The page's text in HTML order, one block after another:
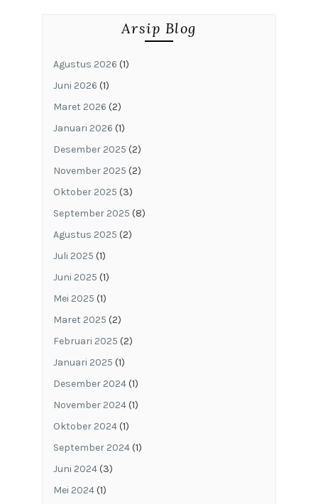
Arsip Blog
Agustus 2026 (1)
Juni 2026 (1)
Maret 2026 (2)
Januari 2026 (1)
Desember 2025 (2)
November 2025 (2)
Oktober 2025 (3)
September 2025 (8)
Agustus 2025 (2)
Juli 2025 (1)
Juni 2025 (1)
Mei 2025 (1)
Maret 2025 (2)
Februari 2025 (2)
Januari 2025 (1)
Desember 2024(1)
November 2024(1)
Oktober 2024(1)
September 2024(1)
Juni 2024(3)
Mei 2024(1)